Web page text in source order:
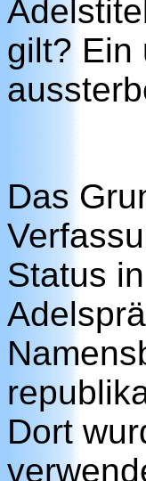
gilt? Ein
Das
Status
Dort